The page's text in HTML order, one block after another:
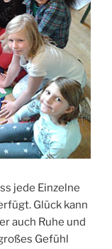
jede Einzelne
Glück kann
auch Ruhe und
Gefühl